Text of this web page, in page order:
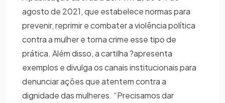
agosto de 2021, que estabelece normas para
prevenir, reprimir e combater a violência política
contra a mulher e torna crime esse tipo de
prática. Além disso, a cartilha ?apresenta
exemplos e divulga os canais institucionais para
denunciar ações que atentem contra a
dignidade das mulheres. “Precisamos dar